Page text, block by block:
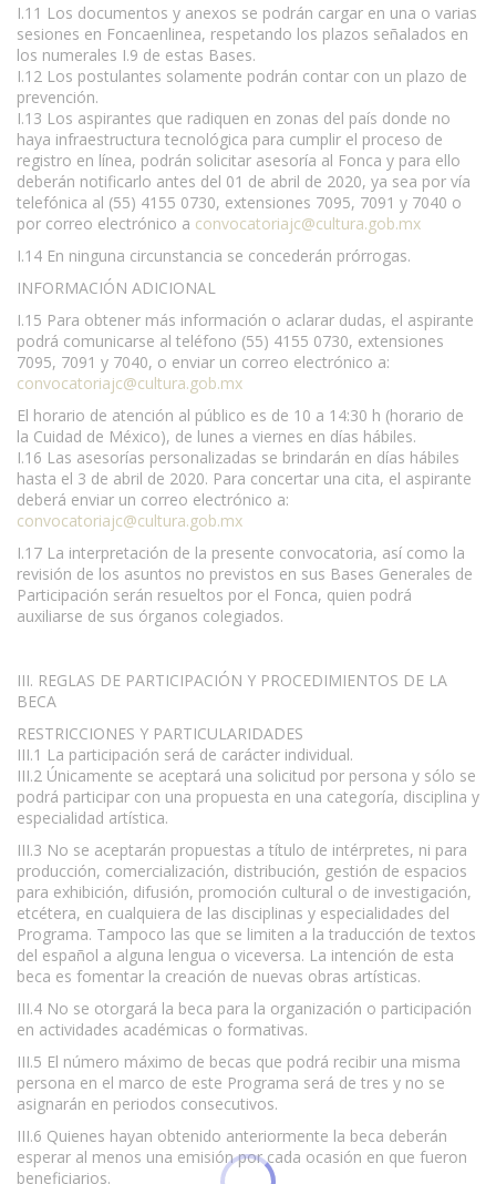
I.11 Los documentos y anexos se podrán cargar en una o varias
sesiones en Foncaenlinea, respetando los plazos señalados en
los numerales I.9 de estas Bases.
I.12 Los postulantes solamente podrán contar con un plazo de
prevención.
I.13 Los aspirantes que radiquen en zonas del país donde no
haya infraestructura tecnológica para cumplir el proceso de
registro en línea, podrán solicitar asesoría al Fonca y para ello
deberán notificarlo antes del 01 de abril de 2020, ya sea por vía
telefónica al (55) 4155 0730, extensiones 7095, 7091 y 7040 o
por correo electrónico a convocatoriajc@cultura.gob.mx
I.14 En ninguna circunstancia se concederán prórrogas.
INFORMACIÓN ADICIONAL
I.15 Para obtener más información o aclarar dudas, el aspirante
podrá comunicarse al teléfono (55) 4155 0730, extensiones
7095, 7091 y 7040, o enviar un correo electrónico a:
convocatoriajc@cultura.gob.mx
El horario de atención al público es de 10 a 14:30 h (horario de
la Cuidad de México), de lunes a viernes en días hábiles.
I.16 Las asesorías personalizadas se brindarán en días hábiles
hasta el 3 de abril de 2020. Para concertar una cita, el aspirante
deberá enviar un correo electrónico a:
convocatoriajc@cultura.gob.mx
I.17 La interpretación de la presente convocatoria, así como la
revisión de los asuntos no previstos en sus Bases Generales de
Participación serán resueltos por el Fonca, quien podrá
auxiliarse de sus órganos colegiados.
III. REGLAS DE PARTICIPACIÓN Y PROCEDIMIENTOS DE LA
BECA
RESTRICCIONES Y PARTICULARIDADES
III.1 La participación será de carácter individual.
III.2 Únicamente se aceptará una solicitud por persona y sólo se
podrá participar con una propuesta en una categoría, disciplina y
especialidad artística.
III.3 No se aceptarán propuestas a título de intérpretes, ni para
producción, comercialización, distribución, gestión de espacios
para exhibición, difusión, promoción cultural o de investigación,
etcétera, en cualquiera de las disciplinas y especialidades del
Programa. Tampoco las que se limiten a la traducción de textos
del español a alguna lengua o viceversa. La intención de esta
beca es fomentar la creación de nuevas obras artísticas.
III.4 No se otorgará la beca para la organización o participación
en actividades académicas o formativas.
III.5 El número máximo de becas que podrá recibir una misma
persona en el marco de este Programa será de tres y no se
asignarán en periodos consecutivos.
III.6 Quienes hayan obtenido anteriormente la beca deberán
esperar al menos una emisión por cada ocasión en que fueron
beneficiarios.